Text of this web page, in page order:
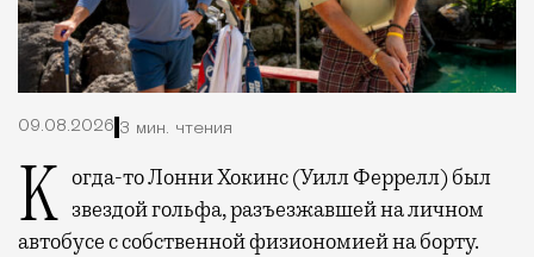
09.08.2026 3 мин. чтения
Когда-то Лонни Хокинс (Уилл Феррелл) был звездой гольфа, разъезжавшей на личном
автобусе с собственной физиономией на борту.